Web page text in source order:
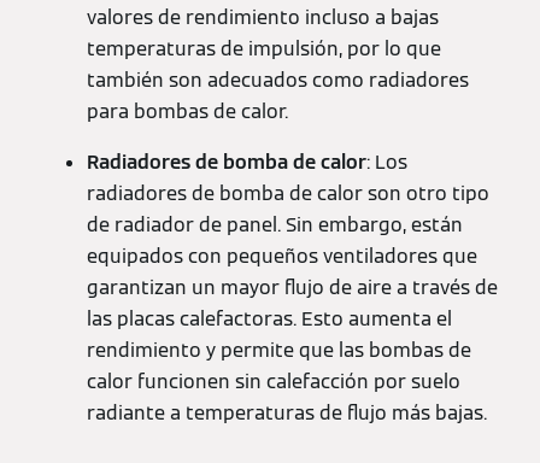
valores de rendimiento incluso a bajas
temperaturas de impulsión, por lo que
también son adecuados como radiadores
para bombas de calor.
Radiadores de bomba de calor: Los
radiadores de bomba de calor son otro tipo
de radiador de panel. Sin embargo, están
equipados con pequeños ventiladores que
garantizan un mayor flujo de aire a través de
las placas calefactoras. Esto aumenta el
rendimiento y permite que las bombas de
calor funcionen sin calefacción por suelo
radiante a temperaturas de flujo más bajas.